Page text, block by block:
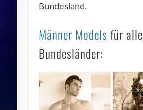
Bundesland.
Männer Models für alle
Bundesländer: